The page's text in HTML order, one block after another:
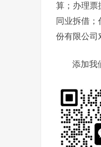
算；办理票
同业拆借
份有限公司
添加我